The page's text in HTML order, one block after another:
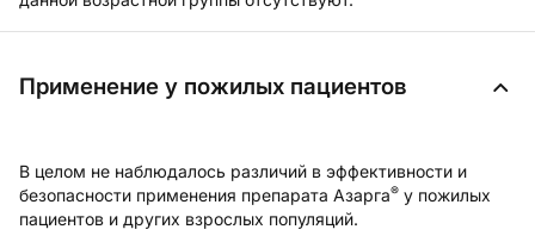
Применение у пожилых пациентов
В целом не наблюдалось различий в эффективности и
безопасности применения препарата Азарга® у пожилых
пациентов и других взрослых популяций.